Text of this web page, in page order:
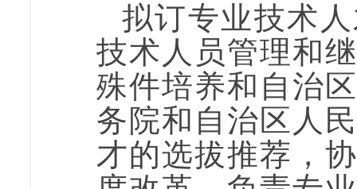
拟订专业技术
技术人员管理和
殊件培养和自治
务院和自治区人
才的选拔推荐，